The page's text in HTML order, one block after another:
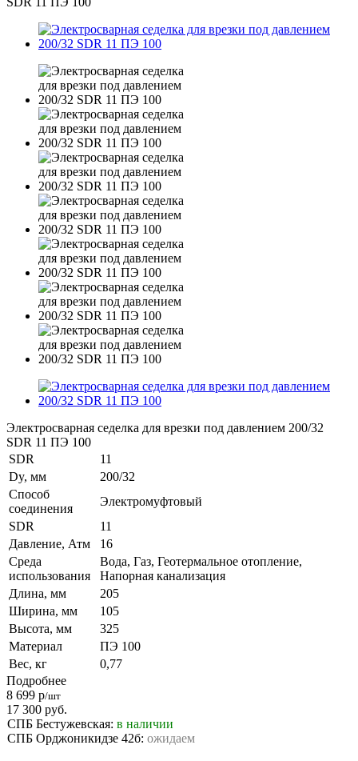
Электросварная седелка для врезки под давлением 200/32
SDR 11 ПЭ 100
SDR
11
Dy, мм
200/32
Способ
соединения
Электромуфтовый
SDR
11
Давление, Атм
16
Среда
использования
Вода, Газ, Геотермальное отопление,
Напорная канализация
Длина, мм
205
Ширина, мм
105
Высота, мм
325
Материал
ПЭ 100
Вес, кг
0,77
Подробнее
8 699 р/шт
17 300 руб.
СПБ Бестужевская: в наличии
СПБ Орджоникидзе 42б: ожидаем